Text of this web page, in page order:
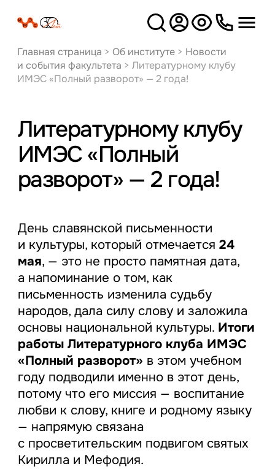
Версия
для слабовидящих
Главная страница > Об институте> Новости
и события факультета > Литературному клубу
ИМЭС «Полный разворот» — 2 года!
Литературному клубу
ИМЭС «Полный
разворот» — 2 года!
День славянской письменности
и культуры, который отмечается 24
мая, — это не просто памятная дата,
а напоминание о том, как
письменность изменила судьбу
народов, дала силу слову и заложила
основы национальной культуры. Итоги
работы Литературного клуба ИМЭС
«Полный разворот» в этом учебном
году подводили именно в этот день,
потому что его миссия — воспитание
любви к слову, книге и родному языку
— напрямую связана
с просветительским подвигом святых
Кирилла и Мефодия.